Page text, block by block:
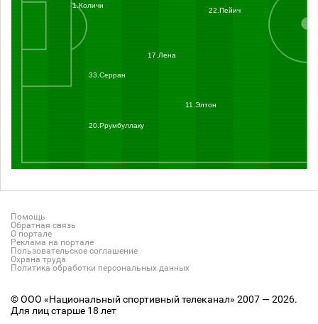
1.Количи
17.Лена
22.Пейич
20.Ррумбуллаку
33.Серран
11.Элтон
Помощь
Обратная связь
О портале
Реклама на портале
Пользовательское соглашение
Охрана труда
Политика обработки персональных данных
© ООО «Национальный спортивный телеканал» 2007 — 2026.
Для лиц старше 18 лет